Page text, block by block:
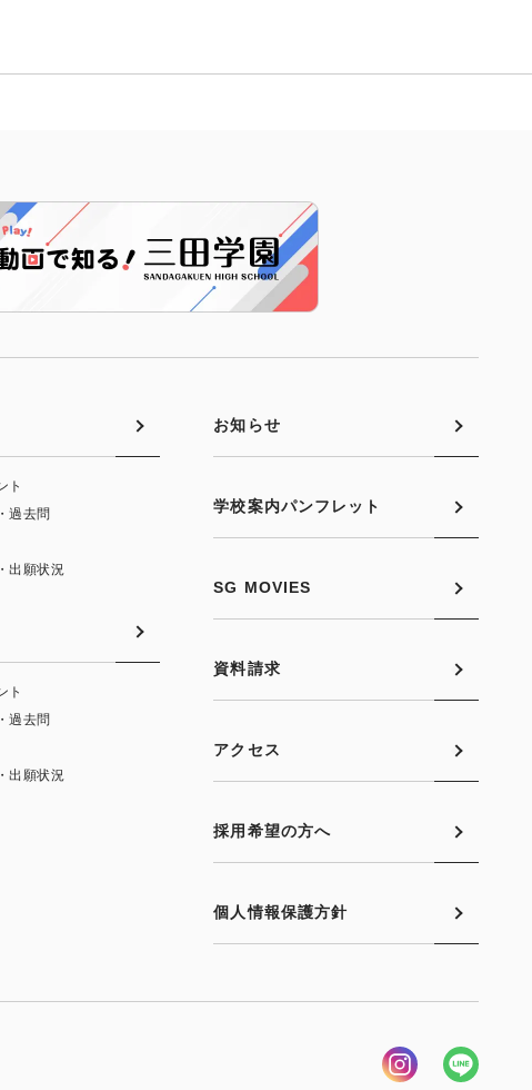
ト
過去問
出願状況
ト
過去問
出願状況
お知らせ
学校案内パンフレット
SG MOVIES
資料請求
アクセス
採用希望の方へ
個人情報保護方針